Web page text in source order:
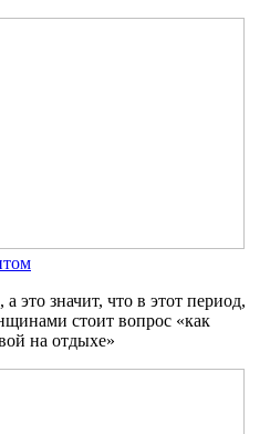
это значит, что в этот период,
стоит вопрос «как
на отдыхе»